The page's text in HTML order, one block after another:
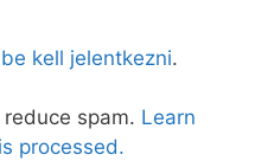
be kell jelentkezni.
spam. Learn
processed.